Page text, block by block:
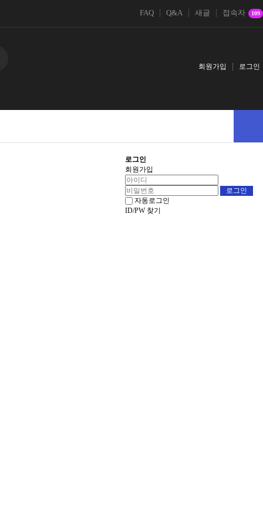
FAQ Q&A 새글 접속자 109
회원가입 로그인
로그인
회원가입
자동로그인
ID/PW 찾기